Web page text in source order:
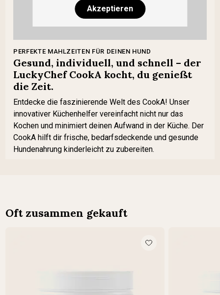
Akzeptieren
PERFEKTE MAHLZEITEN FÜR DEINEN HUND
Gesund, individuell, und schnell – der
LuckyChef CookA kocht, du genießt
die Zeit.
Entdecke die faszinierende Welt des CookA! Unser
innovativer Küchenhelfer vereinfacht nicht nur das
Kochen und minimiert deinen Aufwand in der Küche. Der
CookA hilft dir frische, bedarfsdeckende und gesunde
Hundenahrung kinderleicht zu zubereiten.
Oft zusammen gekauft